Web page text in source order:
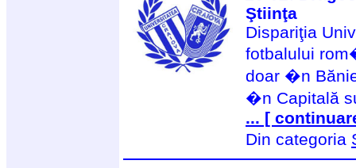
Ştiinţa
Dispariţia
fotbalului
doar �n
�n Capitală
... [
Din categoria